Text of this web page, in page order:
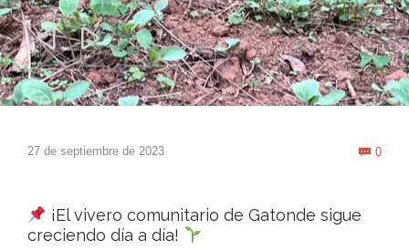
 
27 de septiembre de 2023  0
¡El vivero comunitario de Gatonde sigue
creciendo día a día!